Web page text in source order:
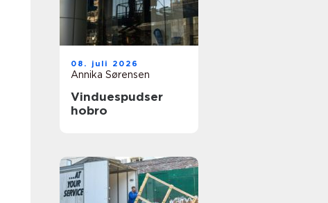
08. juli 2026
Annika Sørensen
Vinduespudser
hobro